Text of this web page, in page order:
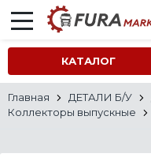
КАТАЛОГ
Главная ДЕТАЛИ Б/У
Коллекторы выпускные